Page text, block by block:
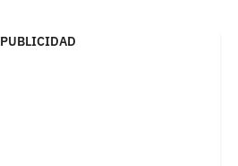
PUBLICIDAD